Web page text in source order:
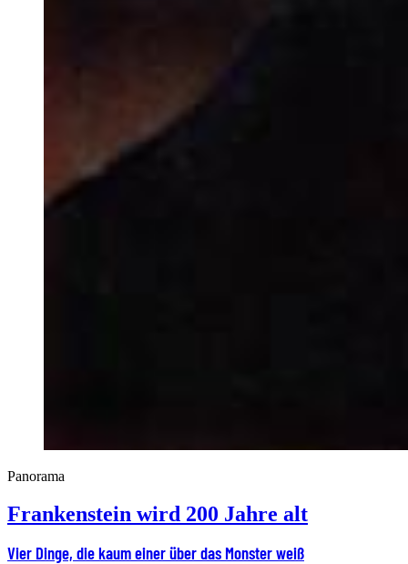
Panorama
Frankenstein wird 200 Jahre alt
Vier Dinge, die kaum einer über das Monster weiß